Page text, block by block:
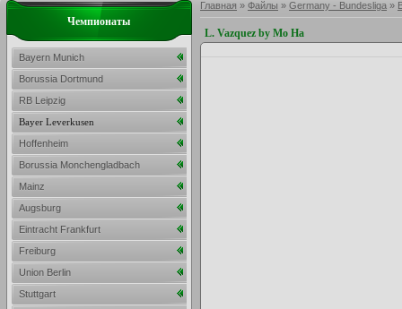
Главная » Файлы » Germany - Bundesliga »
L. Vazquez by Mo Ha
Чемпионаты
Bayern Munich
Borussia Dortmund
RB Leipzig
Bayer Leverkusen
Hoffenheim
Borussia Monchengladbach
Mainz
Augsburg
Eintracht Frankfurt
Freiburg
Union Berlin
Stuttgart